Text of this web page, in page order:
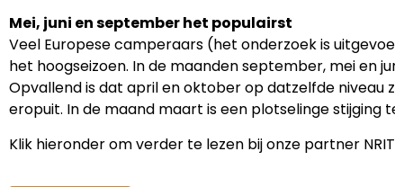
Mei, juni en september het populairst
Veel Europese camperaars (het onderzoek is
het hoogseizoen. In de maanden september, mei en
Opvallend is dat april en oktober op datzelfde
eropuit. In de maand maart is een plotselinge stijging
Klik hieronder om verder te lezen bij onze partner